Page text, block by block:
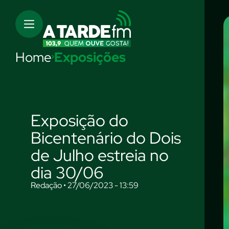
Home Exposições
Exposição do
Bicentenário do Dois
de Julho estreia no
dia 30/06
Redação • 27/06/2023 - 13:59